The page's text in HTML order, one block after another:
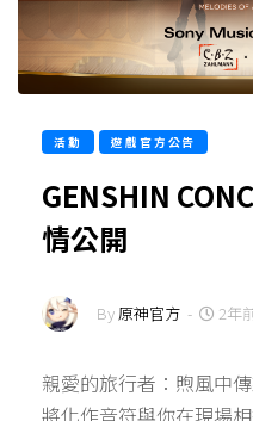
活動 遊戲官方公告
GENSHIN
情公開
By原神官方 - 2年
親愛的旅行者：煦風中